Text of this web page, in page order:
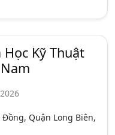
Học Kỹ Thuật
Đồng, Quận Long Biên,